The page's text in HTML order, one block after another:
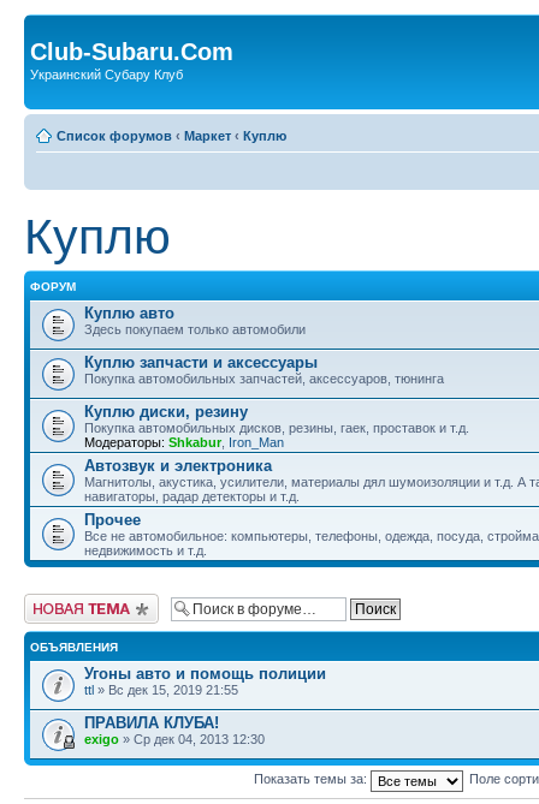
Club-Subaru.Com
Украинский Субару Клуб
Список форумов ‹ Маркет ‹ Куплю
Куплю
ФОРУМ
Куплю авто
Здесь покупаем только автомобили
Куплю запчасти и аксессуары
Покупка автомобильных запчастей, аксессуаров, тюнинга
Куплю диски, резину
Покупка автомобильных дисков, резины, гаек, проставок и т.д.
Модераторы: Shkabur, Iron_Man
Автозвук и электроника
Магнитолы, акустика, усилители, материалы дял шумоизоляции и т.д. А
навигаторы, радар детекторы и т.д.
Прочее
Все не автомобильное: компьютеры, телефоны, одежда, посуда,
недвижимость и т.д.
Новая тема
ОБЪЯВЛЕНИЯ
Угоны авто и помощь полиции
ttl » Вс дек 15, 2019 21:55
ПРАВИЛА КЛУБА!
exigo » Ср дек 04, 2013 12:30
Показать темы за: Поле